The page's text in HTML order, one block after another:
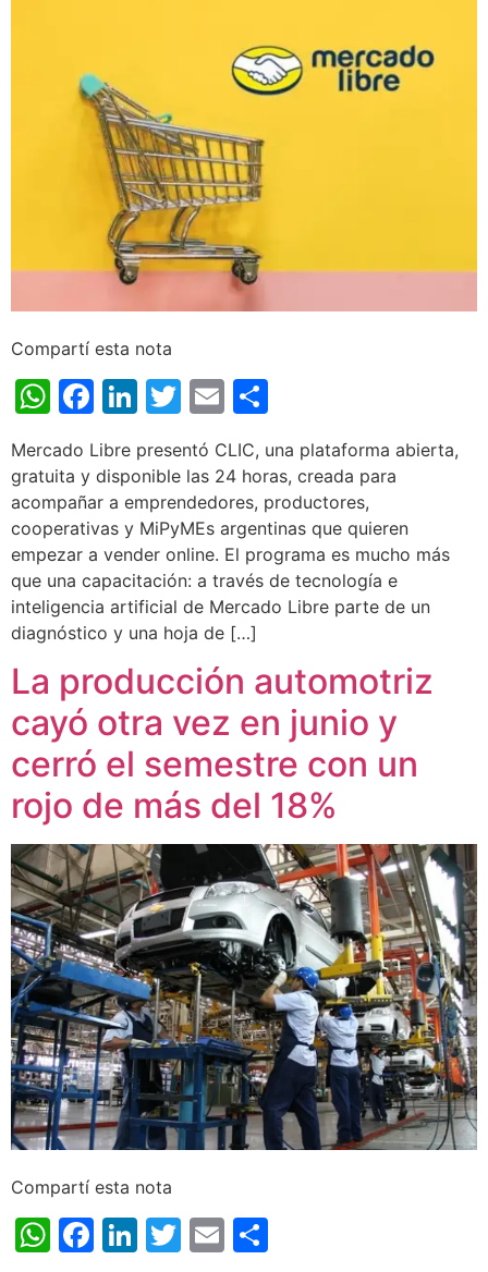
Compartí esta nota
WhatsApp
Facebook
LinkedIn
Twitter
Email
Mercado Libre presentó CLIC, una plataforma abierta,
gratuita y disponible las 24 horas, creada para
acompañar a emprendedores, productores,
cooperativas y MiPyMEs argentinas que quieren
empezar a vender online. El programa es mucho más
que una capacitación: a través de tecnología e
inteligencia artificial de Mercado Libre parte de un
diagnóstico y una hoja de […]
La producción automotriz
cayó otra vez en junio y
cerró el semestre con un
rojo de más del 18%
Compartí esta nota
WhatsApp
Facebook
LinkedIn
Twitter
Email